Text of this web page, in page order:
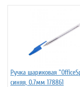
Ручка шариковая
синяя, 0.7мм 178861